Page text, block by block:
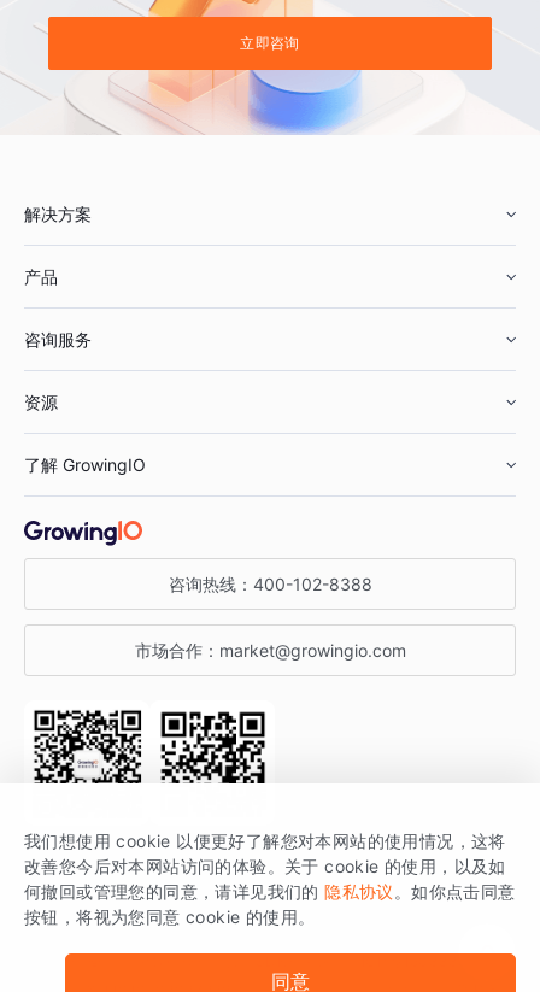
立即咨询
解决方案
鞋服行业
汽车行业
金融行业
产品
智能运营
获客分析
咨询服务
资源
增长公开课
增长博客
开发者文档
SDK 文档
场景指南
了解 GrowingIO
关于 GrowingIO
增长大会
行业活动
咨询热线： 400-102-8388
市场合作： market@growingio.com
关注公众号 获取更多干货
GrowingIO 是专注于数据智能分析与增长的品牌，核心平台为 GrowingIO
分析云。
版权所有 © 北京易数科技有限公司
我们想使用 cookie 以便更好了解您对本网站的使用情况，这将
改善您今后对本网站访问的体验。关于 cookie 的使用，以及如
何撤回或管理您的同意，请详见我们的 隐私协议 。如你点击同意
按钮，将视为您同意 cookie 的使用。
同意